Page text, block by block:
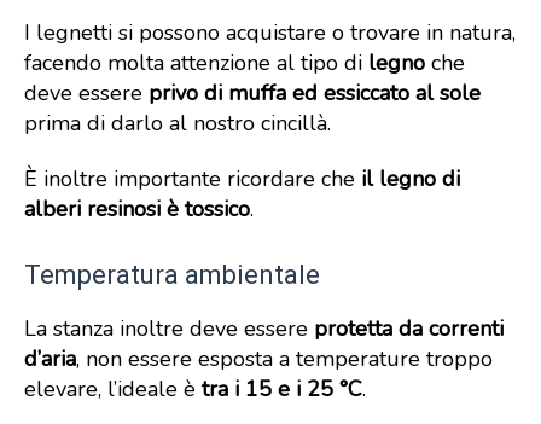
I legnetti si possono acquistare o trovare in natura,
facendo molta attenzione al tipo di legno che
deve essere privo di muffa ed essiccato al sole
prima di darlo al nostro cincillà.
È inoltre importante ricordare che il legno di
alberi resinosi è tossico.
Temperatura ambientale
La stanza inoltre deve essere protetta da correnti
d’aria, non essere esposta a temperature troppo
elevare, l’ideale è tra i 15 e i 25 °C.